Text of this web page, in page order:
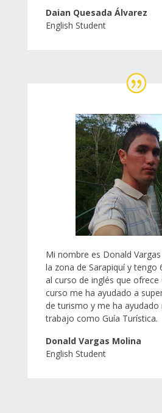
Daian Quesada Álvarez
English Student
Mi nombre es Donald
la zona de Sarapiquí y tengo
al curso de inglés que ofrece
curso me ha ayudado a
de turismo y me ha ayudado
trabajo como Guía Turística.
Donald Vargas Molina
English Student